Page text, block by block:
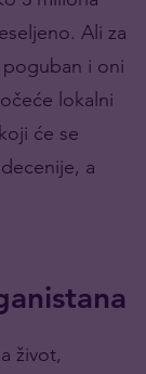
Ali za
poguban i oni
lokalni
će se
a
život,